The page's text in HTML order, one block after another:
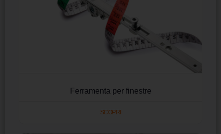
Ferramenta per finestre
SCOPRI